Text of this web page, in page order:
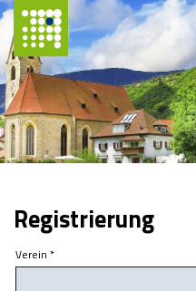
Registrierung
Verein *